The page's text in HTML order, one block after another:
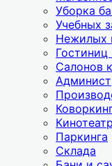
Уборка
Учебных
Нежилых
Гостиниц
Салонов
Паркинга
Склада